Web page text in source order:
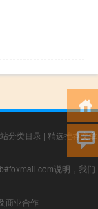
分类目录 | 精选推荐文章
说明，我们
商业合作